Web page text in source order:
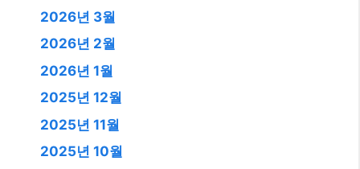
2026년 3월
2026년 2월
2026년 1월
2025년 12월
2025년 11월
2025년 10월